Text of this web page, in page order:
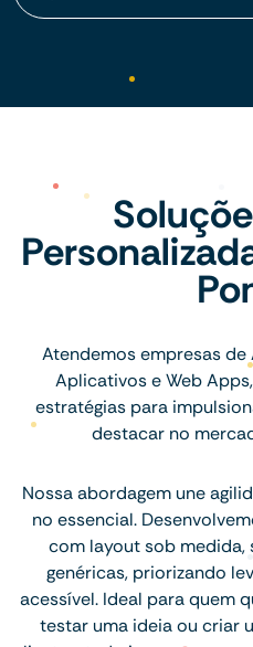
Atendemos empresas
Aplicativos e Web
estratégias para
destacar no
Nossa abordagem une
no essencial.
com layout sob medida,
genéricas, priorizando
acessível. Ideal para quem
testar uma ideia ou criar